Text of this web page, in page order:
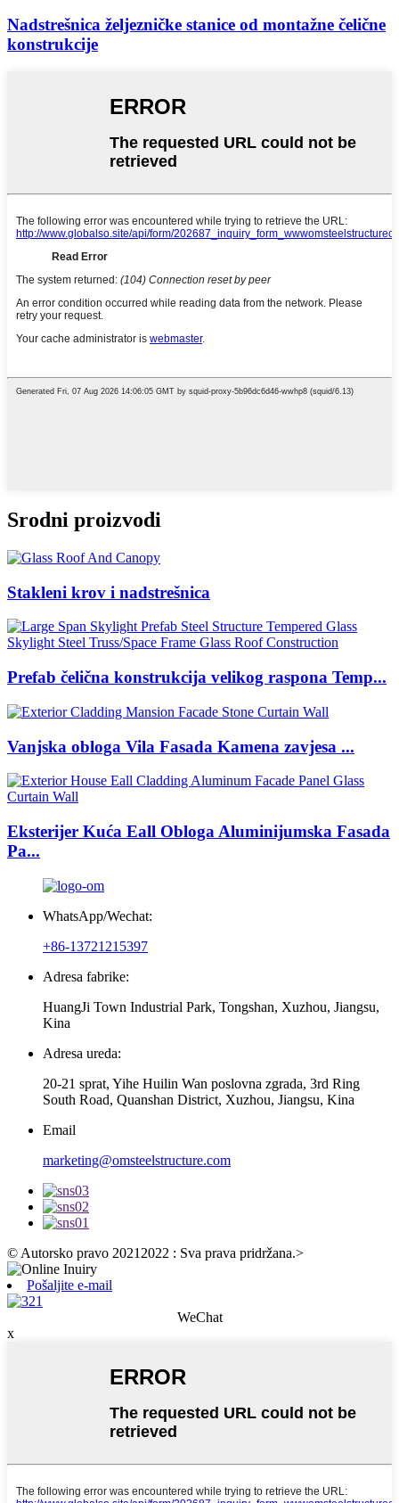
Nadstrešnica željezničke stanice od montažne čelične
konstrukcije
Srodni proizvodi
Stakleni krov i nadstrešnica
Prefab čelična konstrukcija velikog raspona Temp...
Vanjska obloga Vila Fasada Kamena zavjesa ...
Eksterijer Kuća Eall Obloga Aluminijumska Fasada
Pa...
WhatsApp/Wechat:
+86-13721215397
Adresa fabrike:
HuangJi Town Industrial Park, Tongshan, Xuzhou, Jiangsu,
Kina
Adresa ureda:
20-21 sprat, Yihe Huilin Wan poslovna zgrada, 3rd Ring
South Road, Quanshan District, Xuzhou, Jiangsu, Kina
Email
marketing@omsteelstructure.com
© Autorsko pravo 20212022 : Sva prava pridržana.>
Pošaljite e-mail
WeChat
x